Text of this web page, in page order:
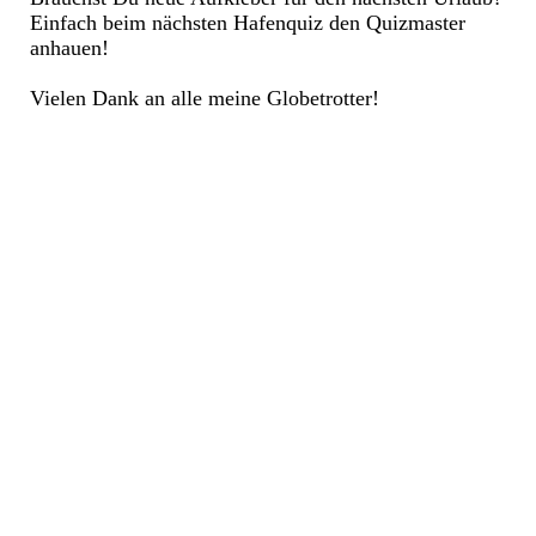
Einfach beim nächsten Hafenquiz den Quizmaster
anhauen!
Vielen Dank an alle meine Globetrotter!